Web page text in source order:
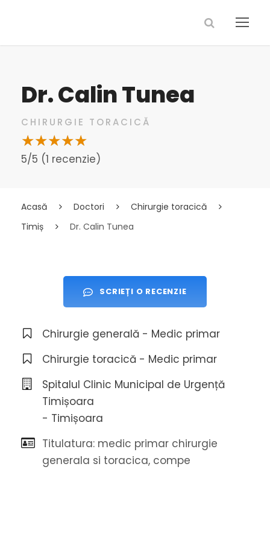
Dr. Calin Tunea
CHIRURGIE TORACICĂ
5/5 (1 recenzie)
Acasă Doctori
Chirurgie toracică
Timiș
Dr. Calin Tunea
SCRIEȚI O RECENZIE
Chirurgie generală - Medic primar
Chirurgie toracică - Medic primar
Spitalul Clinic Municipal de Urgență
Timișoara
- Timișoara
Titulatura: medic primar chirurgie
generala si toracica, compe